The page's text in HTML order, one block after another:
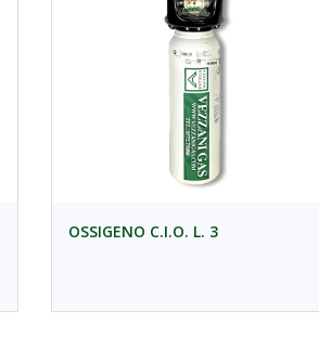
OSSIGENO C.I.O. L. 3